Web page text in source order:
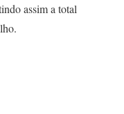
assim a total